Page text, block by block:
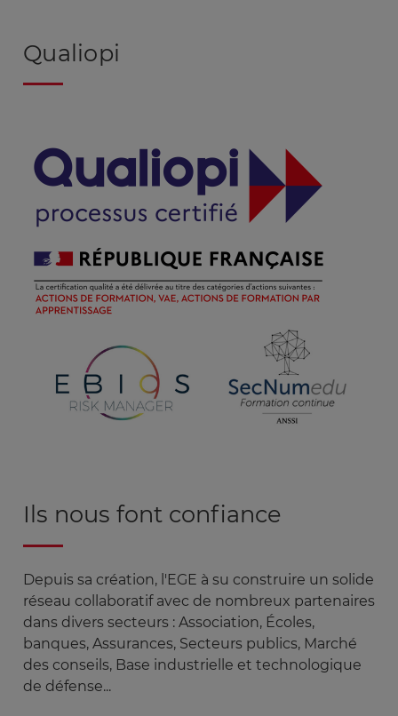
Qualiopi
Image
Ils nous font confiance
Depuis sa création, l'EGE à su construire un solide
réseau collaboratif avec de nombreux partenaires
dans divers secteurs : Association, Écoles,
banques, Assurances, Secteurs publics, Marché
des conseils, Base industrielle et technologique
de défense...